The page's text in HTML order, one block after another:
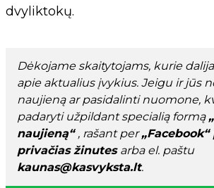
dvyliktokų.
Dėkojame skaitytojams, kurie
apie aktualius įvykius. Jeigu ir jūs
naujieną ar pasidalinti nuomone,
padaryti užpildant specialią formą
naujieną“ , rašant per
privačias žinutes arba el. paštu
kaunas@kasvyksta.lt.